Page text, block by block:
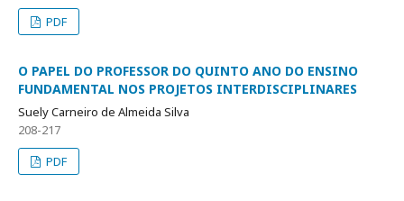
PDF
O PAPEL DO PROFESSOR DO QUINTO ANO DO ENSINO
FUNDAMENTAL NOS PROJETOS INTERDISCIPLINARES
Suely Carneiro de Almeida Silva
208-217
PDF